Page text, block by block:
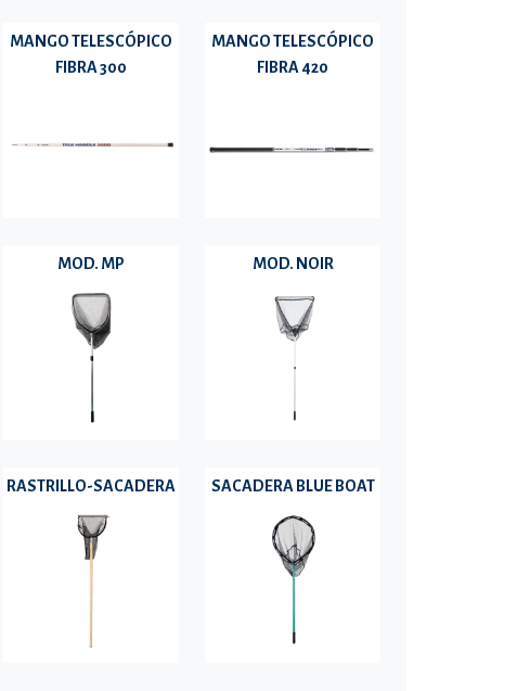
MANGO TELESCÓPICO
FIBRA 300
MANGO TELESCÓPICO
FIBRA 420
MOD. MP MOD. NOIR
RASTRILLO-SACADERA SACADERA BLUE BOAT